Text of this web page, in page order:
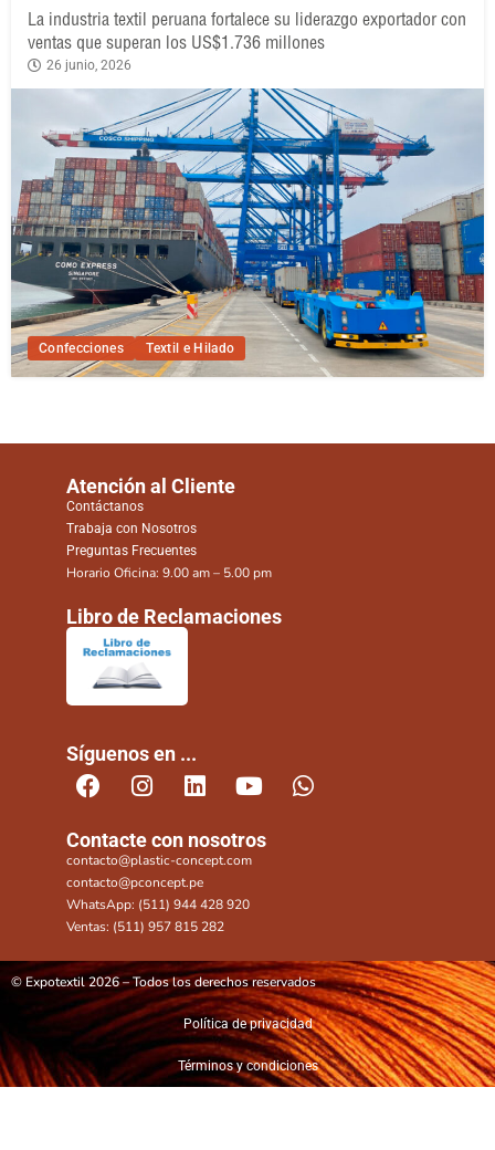
Confecciones Textil e Hilado
La industria textil peruana fortalece su liderazgo exportador con
ventas que superan los US$1.736 millones
26 junio, 2026
Atención al Cliente
Contáctanos
Trabaja con Nosotros
Preguntas Frecuentes
Horario Oficina: 9.00 am – 5.00 pm
Libro de Reclamaciones
Síguenos en ...
Contacte con nosotros
contacto@plastic-concept.com
contacto@pconcept.pe
WhatsApp: (511) 944 428 920
Ventas: (511) 957 815 282
© Expotextil 2026 – Todos los derechos reservados
Política de privacidad
Términos y condiciones